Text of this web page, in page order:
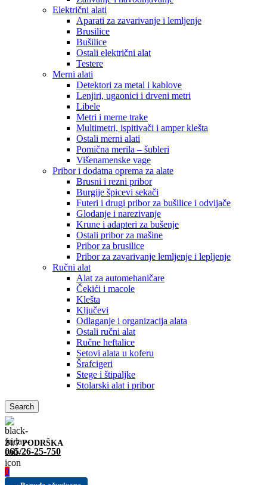
Električni alati
Aparati za zavarivanje i lemljenje
Brusilice
Bušilice
Ostali električni alat
Testere
Merni alati
Detektori za metal i kablove
Lenjiri, ugaonici i drveni metri
Libele
Metri i merne trake
Multimetri, ispitivači i amper klešta
Ostali merni alati
Pomična merila – šubleri
Višenamenske vage
Pribor i dodatna oprema za alate
Brusni i rezni pribor
Burgije špicevi sekači
Futeri i drugi pribor za bušilice i odvijače
Glodanje i narezivanje
Krune i adapteri za bušenje
Ostali pribor za mašine
Pribor za brusilice
Pribor za zavarivanje lemljenje i lepljenje
Ručni alat
Alat za automehaničare
Čekići i macole
Klešta
Ključevi
Odlaganje i organizacija alata
Ostali ručni alat
Ručne heftalice
Setovi alata u koferu
Šrafcigeri
Stege i štipaljke
Stolarski alat i pribor
Search
24/7 PODRŠKA
065/26-25-750
0